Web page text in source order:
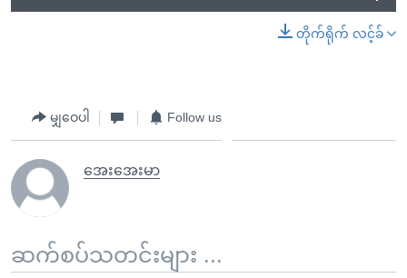
တိုက်ရိုက် လင့်ခ်
မျှဝေပါ Follow us
အေးအေးမာ
ဆက်စပ်သတင်းများ ...